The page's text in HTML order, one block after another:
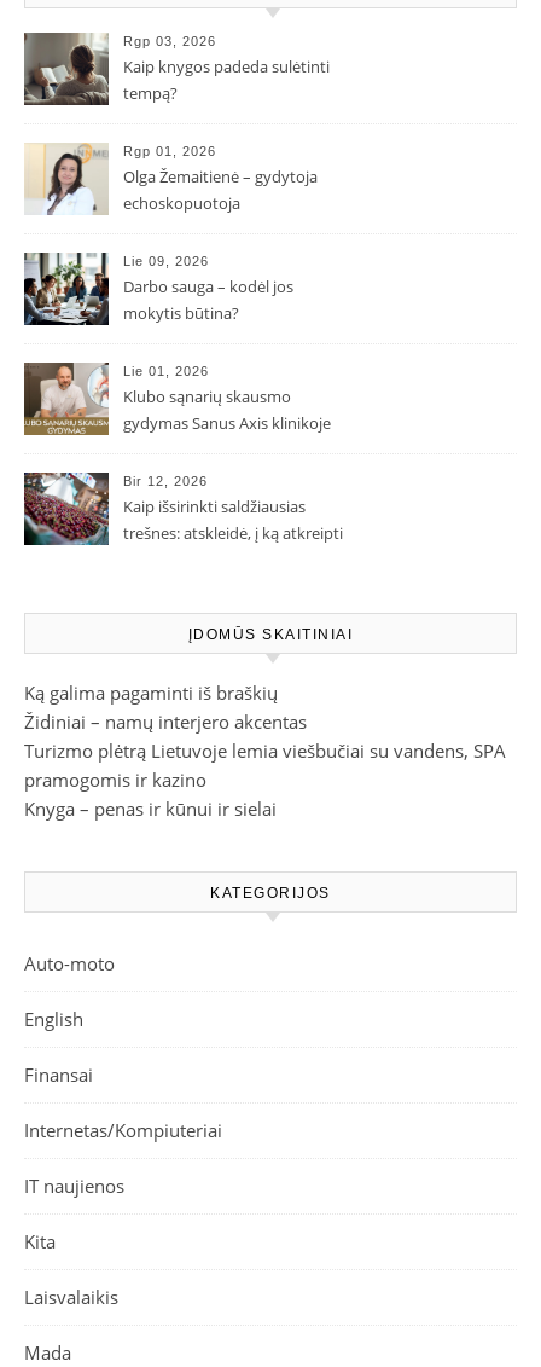
Rgp 03, 2026
Kaip knygos padeda sulėtinti
tempą?
Rgp 01, 2026
Olga Žemaitienė – gydytoja
echoskopuotoja
Lie 09, 2026
Darbo sauga – kodėl jos
mokytis būtina?
Lie 01, 2026
Klubo sąnarių skausmo
gydymas Sanus Axis klinikoje
Bir 12, 2026
Kaip išsirinkti saldžiausias
trešnes: atskleidė, į ką atkreipti
ĮDOMŪS SKAITINIAI
Ką galima pagaminti iš braškių
Židiniai – namų interjero akcentas
Turizmo plėtrą Lietuvoje lemia viešbučiai su vandens, SPA
pramogomis ir kazino
Knyga – penas ir kūnui ir sielai
KATEGORIJOS
Auto-moto
English
Finansai
Internetas/Kompiuteriai
IT naujienos
Kita
Laisvalaikis
Mada